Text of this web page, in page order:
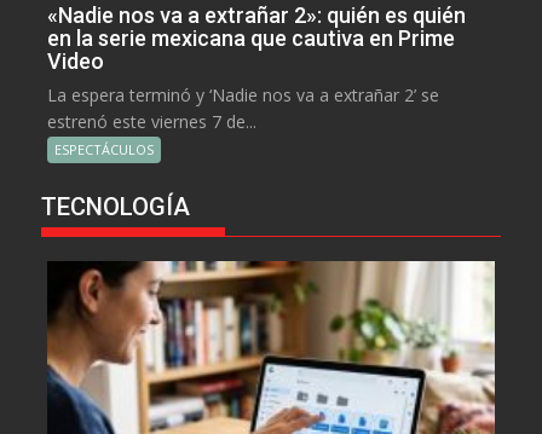
«Nadie nos va a extrañar 2»: quién es quién
en la serie mexicana que cautiva en Prime
Video
La espera terminó y ‘Nadie nos va a extrañar 2’ se
estrenó este viernes 7 de...
ESPECTÁCULOS
TECNOLOGÍA